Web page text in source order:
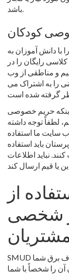
باشد.
کودکان
با دانش آموزان به
رایگان را در
و مناطقی از وب
را به اشتراک می
اینکه حریم خصوصی
لطفاً توجه داشته
سایت ما استفاده
باید استفاده
را نظارت کنند. نباید اطلاعات
از
شخصی
SMUD همچنین ممکن است داده‌های مربوط به مصرف برق شما
آن را شخصاً با شما